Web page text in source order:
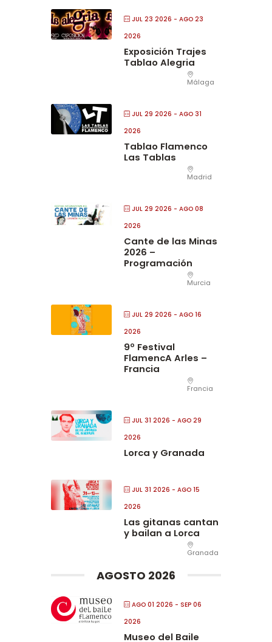
JUL 23 2026 - AGO 23
2026
Exposición Trajes
Tablao Alegria
Málaga
JUL 29 2026 - AGO 31
2026
Tablao Flamenco
Las Tablas
Madrid
JUL 29 2026 - AGO 08
2026
Cante de las Minas
2026 –
Programación
Murcia
JUL 29 2026 - AGO 16
2026
9º Festival
FlamencA Arles –
Francia
Francia
JUL 31 2026 - AGO 29
2026
Lorca y Granada
JUL 31 2026 - AGO 15
2026
Las gitanas cantan
y bailan a Lorca
Granada
AGOSTO 2026
AGO 01 2026 - SEP 06
2026
Museo del Baile